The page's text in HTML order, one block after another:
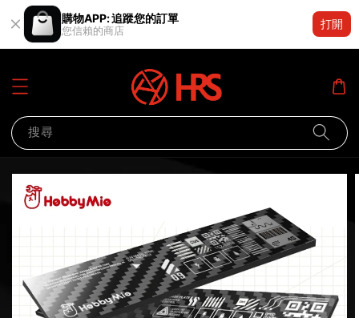
購物APP: 追蹤您的訂單
您信賴的商店
打開
搜尋